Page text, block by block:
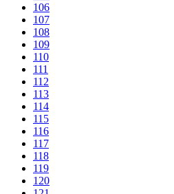
106
107
108
109
110
111
112
113
114
115
116
117
118
119
120